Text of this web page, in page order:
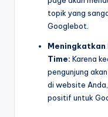
topik yang
Googlebot.
Meningkatkan
Time: Karena
pengunjung
di website
positif untuk